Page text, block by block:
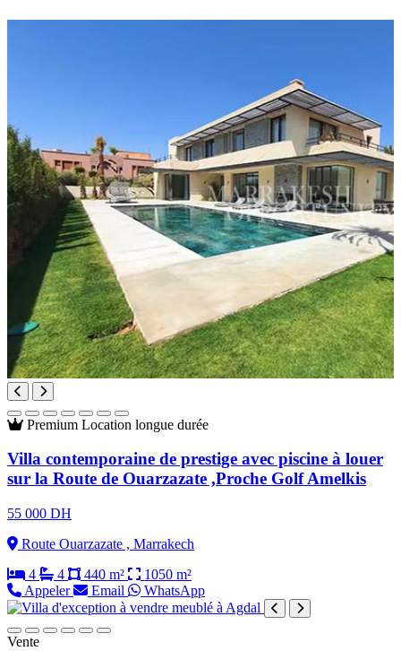
Premium Location longue durée
Villa contemporaine de prestige avec piscine à louer
sur la Route de Ouarzazate ,Proche Golf Amelkis
55 000 DH
Route Ouarzazate , Marrakech
4
4 440 m²
1050 m²
Appeler
Email WhatsApp
Vente